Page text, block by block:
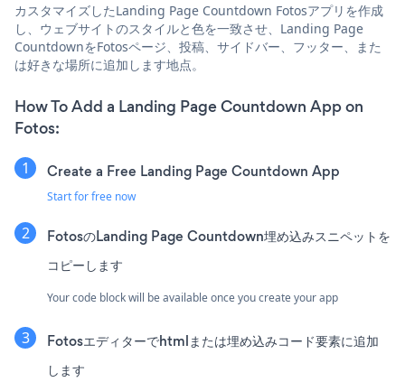
カスタマイズしたLanding Page Countdown Fotosアプリを作成
し、ウェブサイトのスタイルと色を一致させ、Landing Page
CountdownをFotosページ、投稿、サイドバー、フッター、また
は好きな場所に追加します地点。
How To Add a Landing Page Countdown App on
Fotos:
Create a Free Landing Page Countdown App
Start for free now
FotosのLanding Page Countdown埋め込みスニペットを
コピーします
Your code block will be available once you create your app
Fotosエディターでhtmlまたは埋め込みコード要素に追加
します